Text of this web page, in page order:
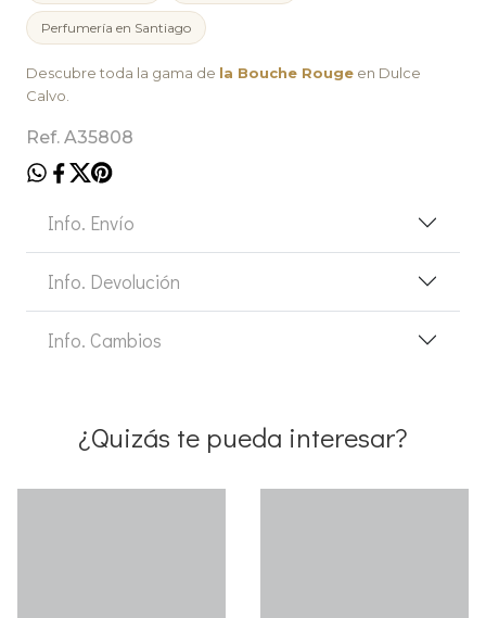
Perfumería en Santiago
Descubre toda la gama de la Bouche Rouge en Dulce
Calvo.
Ref. A35808
Info. Envío
Info. Devolución
Info. Cambios
¿Quizás te pueda interesar?